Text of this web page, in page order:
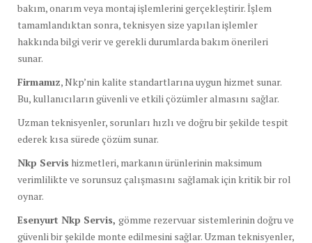
bakım, onarım veya montaj işlemlerini gerçekleştirir. İşlem
tamamlandıktan sonra, teknisyen size yapılan işlemler
hakkında bilgi verir ve gerekli durumlarda bakım önerileri
sunar.
Firmamız, Nkp’nin kalite standartlarına uygun hizmet sunar.
Bu, kullanıcıların güvenli ve etkili çözümler almasını sağlar.
Uzman teknisyenler, sorunları hızlı ve doğru bir şekilde tespit
ederek kısa sürede çözüm sunar.
Nkp Servis hizmetleri, markanın ürünlerinin maksimum
verimlilikte ve sorunsuz çalışmasını sağlamak için kritik bir rol
oynar.
Esenyurt Nkp Servis, gömme rezervuar sistemlerinin doğru ve
güvenli bir şekilde monte edilmesini sağlar. Uzman teknisyenler,